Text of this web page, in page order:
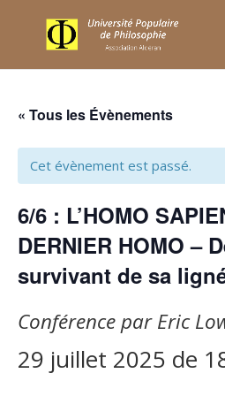
« Tous les Évènements
Cet évènement est passé.
6/6 : L’HOMO
DERNIER HOMO –
survivant de sa
Conférence par Eric
29 juillet 2025 de